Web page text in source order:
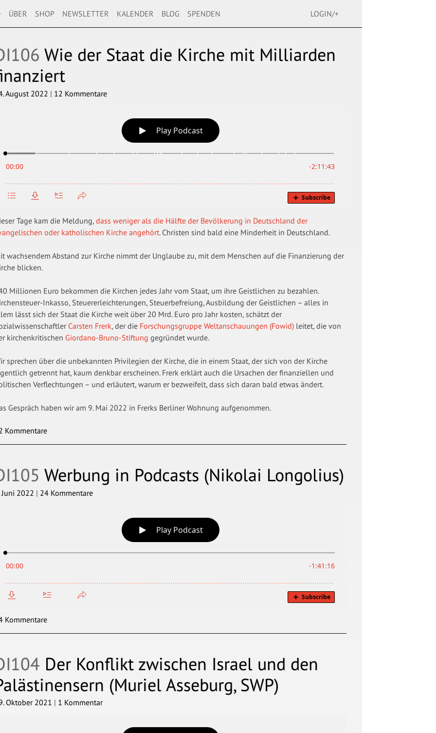
ÜBER SHOP NEWSLETTER KALENDER BLOG SPENDEN LOGIN/+
Wie der Staat die Kirche mit Milliarden
August 2022 | 12 Kommentare
Tage kam die Meldung, dass weniger als die Hälfte der Bevölkerung in Deutschland der
oder katholischen Kirche angehört. Christen sind bald eine Minderheit in Deutschland.
wachsendem Abstand zur Kirche nimmt der Unglaube zu, mit dem Menschen auf die Finanzierung der
blicken.
Millionen Euro bekommen die Kirchen jedes Jahr vom Staat, um ihre Geistlichen zu bezahlen.
Inkasso, Steuererleichterungen, Steuerbefreiung, Ausbildung der Geistlichen – alles in
lässt sich der Staat die Kirche weit über 20 Mrd. Euro pro Jahr kosten, schätzt der
Carsten Frerk, der die Forschungsgruppe Weltanschauungen (Fowid) leitet, die von
kirchenkritischen Giordano-Bruno-Stiftung gegründet wurde.
sprechen über die unbekannten Privilegien der Kirche, die in einem Staat, der sich von der Kirche
getrennt hat, kaum denkbar erscheinen. Frerk erklärt auch die Ursachen der finanziellen und
Verflechtungen – und erläutert, warum er bezweifelt, dass sich daran bald etwas ändert.
Gespräch haben wir am 9. Mai 2022 in Frerks Berliner Wohnung aufgenommen.
Kommentare
Werbung in Podcasts (Nikolai Longolius)
Juni 2022 | 24 Kommentare
Kommentare
Der Konflikt zwischen Israel und den
(Muriel Asseburg, SWP)
Oktober 2021 | 1 Kommentar